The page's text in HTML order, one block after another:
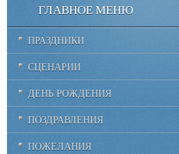
ГЛАВНОЕ МЕНЮ
ПРАЗДНИКИ
СЦЕНАРИИ
ДЕНЬ РОЖДЕНИЯ
ПОЗДРАВЛЕНИЯ
ПОЖЕЛАНИЯ